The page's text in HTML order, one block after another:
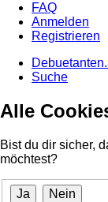
FAQ
Anmelden
Registrieren
Suche
Alle
Bist du dir sicher,
möchtest?